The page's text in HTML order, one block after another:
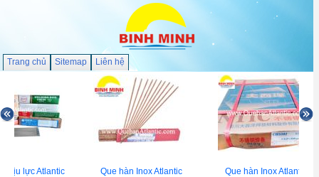
Trang chủ Sitemap Liên hệ
chịu lực Atlantic
Que hàn Inox Atlantic
Que hàn Inox Atlantic